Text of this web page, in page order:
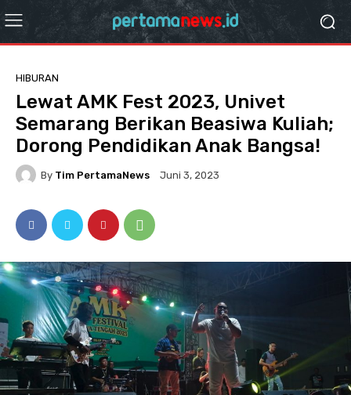
HIBURAN
Lewat AMK Fest 2023, Univet
Semarang Berikan Beasiwa Kuliah;
Dorong Pendidikan Anak Bangsa!
By Tim PertamaNews Juni 3, 2023